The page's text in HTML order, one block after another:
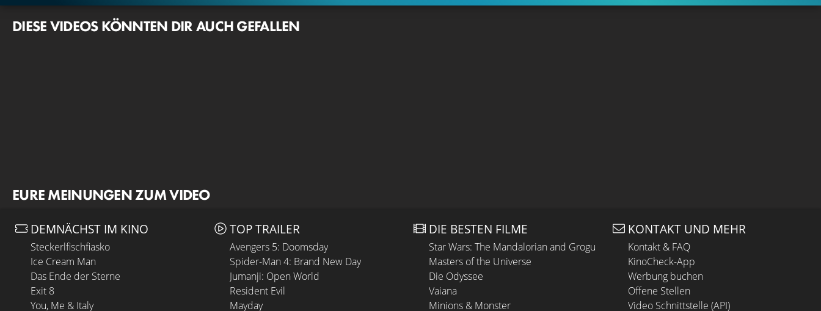
DIESE VIDEOS KÖNNTEN DIR AUCH GEFALLEN
EURE MEINUNGEN ZUM VIDEO
DEMNÄCHST IM KINO
Steckerlfischfiasko
Ice Cream Man
Das Ende der Sterne
Exit 8
You, Me & Italy
TOP TRAILER
Avengers 5: Doomsday
Spider-Man 4: Brand New Day
Jumanji: Open World
Resident Evil
Mayday
DIE BESTEN FILME
Star Wars: The Mandalorian and Grogu
Masters of the Universe
Die Odyssee
Vaiana
Minions & Monster
KONTAKT UND MEHR
Kontakt & FAQ
KinoCheck-App
Werbung buchen
Offene Stellen
Video Schnittstelle (API)